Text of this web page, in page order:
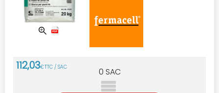
112,03€TTC / SAC 0 SAC